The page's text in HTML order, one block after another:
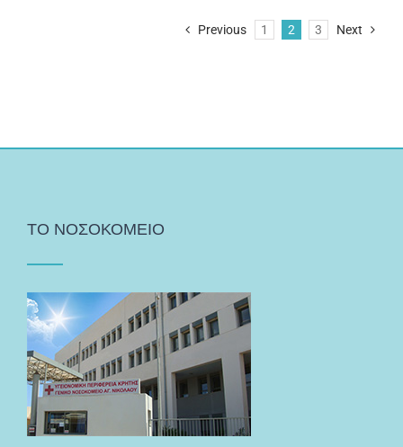
Previous 1 2 3 Next
ΤΟ ΝΟΣΟΚΟΜΕΙΟ